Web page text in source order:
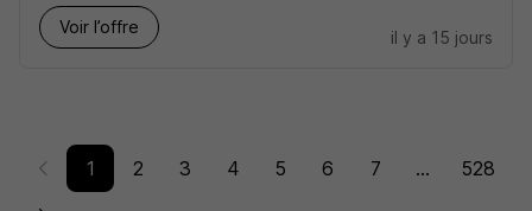
Voir l’offre
il y a 15 jours
1 2 3 4 5 6 7 ... 528